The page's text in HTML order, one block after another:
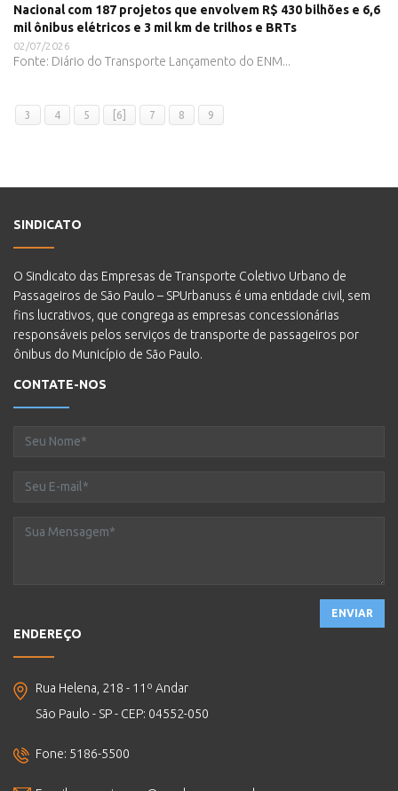
Nacional com 187 projetos que envolvem R$ 430 bilhões e 6,6
mil ônibus elétricos e 3 mil km de trilhos e BRTs
02/07/2026
Fonte: Diário do Transporte Lançamento do ENM...
3 4 5 [6] 7 8 9
SINDICATO
O Sindicato das Empresas de Transporte Coletivo Urbano de
Passageiros de São Paulo – SPUrbanuss é uma entidade civil, sem
fins lucrativos, que congrega as empresas concessionárias
responsáveis pelos serviços de transporte de passageiros por
ônibus do Município de São Paulo.
CONTATE-NOS
ENVIAR
ENDEREÇO
Rua Helena, 218 - 11º Andar
São Paulo - SP - CEP: 04552-050
Fone: 5186-5500